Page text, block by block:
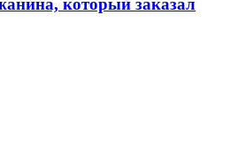
который заказал